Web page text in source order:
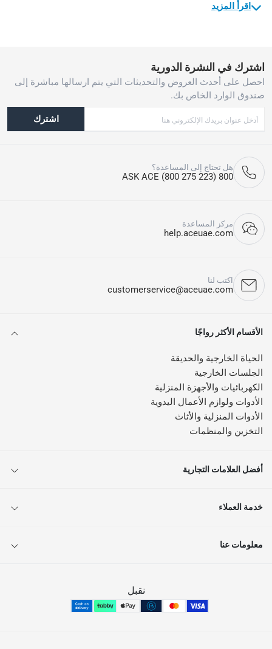
اقرأ المزيد
اشترك في النشرة الدورية
احصل على أحدث العروض والتحديثات التي يتم ارسالها مباشرة إلى
صندوق الوارد الخاص بك.
اشترك
هل تحتاج إلى المساعدة؟
800 ASK ACE (800 275 223)
مركز المساعدة
help.aceuae.com
اكتب لنا
customerservice@aceuae.com
الأقسام الأكثر رواجًا
الحياة الخارجية والحديقة
الجلسات الخارجية
الكهربائيات والأجهزة المنزلية
الأدوات ولوازم الأعمال اليدوية
الأدوات المنزلية والأثاث
التخزين والمنظمات
أفضل العلامات التجارية
خدمة العملاء
معلومات عنا
نقبل